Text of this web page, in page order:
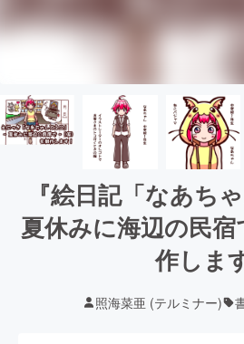
『絵日記「なあち
夏休みに海辺の民
作しま
照海菜亜 (テルミナー)